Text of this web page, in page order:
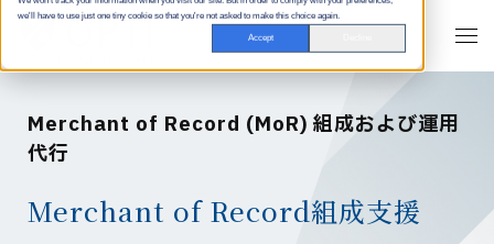
we'll have to use just one tiny cookie so that you're not asked to make this choice again.
Accept
Merchant of Record (MoR) 組成および運用
代行
Merchant of Record組成支援